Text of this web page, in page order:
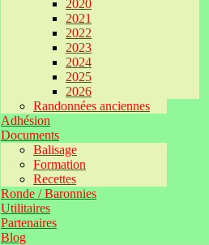
2020
2021
2022
2023
2024
2025
2026
Randonnées anciennes
Adhésion
Documents
Balisage
Formation
Recettes
Ronde / Baronnies
Utilitaires
Partenaires
Blog